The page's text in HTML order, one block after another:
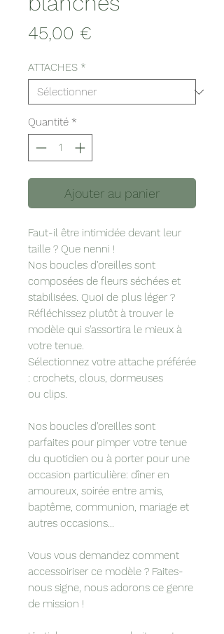
45,00 €
ATTACHES *
Quantité *
Ajouter au panier
Faut-il être intimidée devant leur
taille ? Que nenni !
Nos boucles d'oreilles sont
composées de fleurs séchées et
stabilisées. Quoi de plus léger ?
Réfléchissez plutôt à trouver le
modèle qui s'assortira le mieux à
votre tenue.
Sélectionnez votre attache préférée
: crochets, clous, dormeuses
ou clips.
Nos boucles d'oreilles sont
parfaites pour pimper votre tenue
du quotidien ou à porter pour une
occasion particulière: dîner en
amoureux, soirée entre amis,
baptême, communion, mariage et
autres occasions...
Vous vous demandez comment
accessoiriser ce modèle ? Faites-
nous signe, nous adorons ce genre
de mission !